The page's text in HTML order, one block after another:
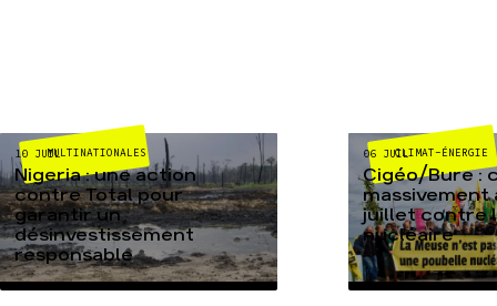
MULTINATIONALES
10 JUIL
Nigeria : une action
contre Total pour
garantir un
désinvestissement
responsable
CLIMAT-ÉNERGIE
06 JUIL
Cigéo/Bure :
massivement
juillet contre
nucléaire